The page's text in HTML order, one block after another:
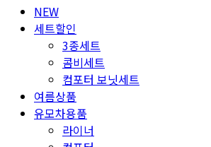
NEW
세트할인
3종세트
콤비세트
컴포터 보닛세트
여름상품
유모차용품
라이너